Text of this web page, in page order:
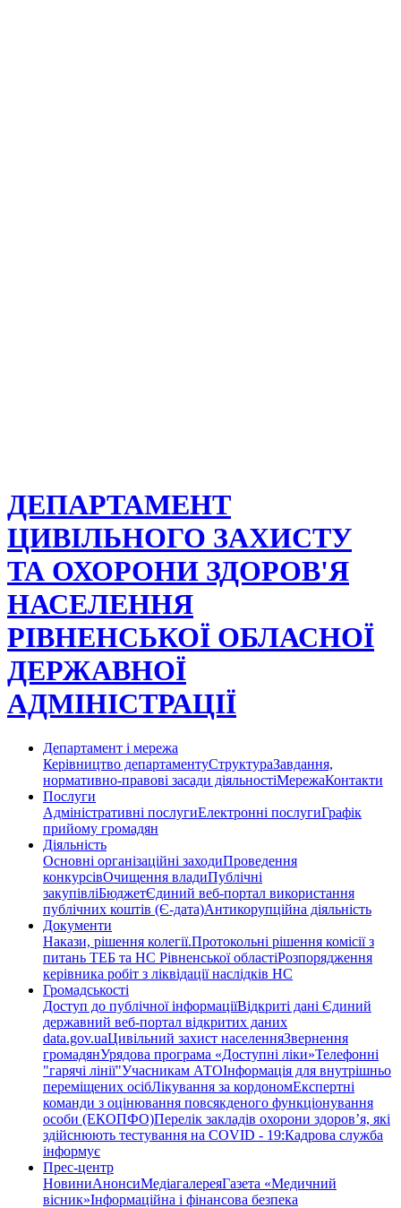
ДЕПАРТАМЕНТ
ЦИВІЛЬНОГО ЗАХИСТУ
ТА ОХОРОНИ ЗДОРОВ'Я
НАСЕЛЕННЯ
РІВНЕНСЬКОЇ ОБЛАСНОЇ
ДЕРЖАВНОЇ
АДМІНІСТРАЦІЇ
Департамент і мережа
Керівництво департаментуСтруктураЗавдання,
нормативно-правові засади діяльностіМережаКонтакти
Послуги
Адміністративні послугиЕлектронні послугиГрафік
прийому громадян
Діяльність
Основні організаційні заходиПроведення
конкурсівОчищення владиПублічні
закупівліБюджетЄдиний веб-портал використання
публічних коштів (Є-дата)Антикорупційна діяльність
Документи
Накази, рішення колегії.Протокольні рішення комісії з
питань ТЕБ та НС Рівненської областіРозпорядження
керівника робіт з ліквідації наслідків НС
Громадськості
Доступ до публічної інформаціїВідкриті дані Єдиний
державний веб-портал відкритих даних
data.gov.uaЦивільний захист населенняЗвернення
громадянУрядова програма «Доступні ліки»Телефонні
"гарячі лінії"Учасникам АТОІнформація для внутрішньо
переміщених осібЛікування за кордономЕкспертні
команди з оцінювання повсякденого функціонування
особи (ЕКОПФО)Перелік закладів охорони здоров’я, які
здійснюють тестування на COVID - 19:Кадрова служба
інформує
Прес-центр
НовиниАнонсиМедіагалереяГазета «Медичний
вісник»Інформаційна і фінансова безпека